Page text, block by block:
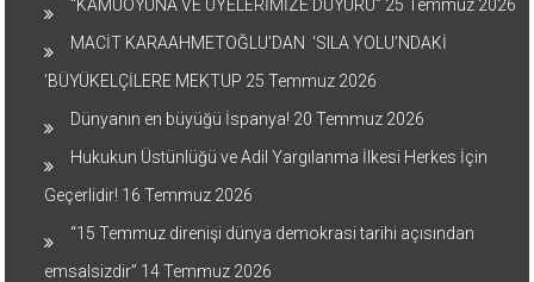
“KAMUOYUNA VE ÜYELERİMİZE DUYURU” 25 Temmuz 2026
MACİT KARAAHMETOĞLU’DAN ‘SILA YOLU’NDAKİ
’BÜYÜKELÇİLERE MEKTUP 25 Temmuz 2026
Dünyanın en büyüğü İspanya! 20 Temmuz 2026
Hukukun Üstünlüğü ve Adil Yargılanma İlkesi Herkes İçin
Geçerlidir! 16 Temmuz 2026
“15 Temmuz direnişi dünya demokrasi tarihi açısından
emsalsizdir” 14 Temmuz 2026